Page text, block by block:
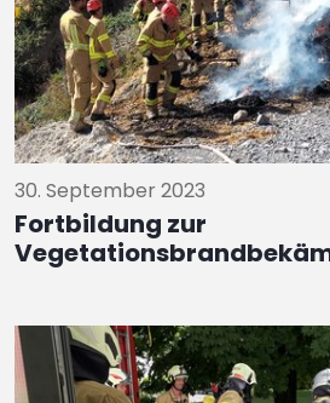
30. September 2023
Fortbildung zur